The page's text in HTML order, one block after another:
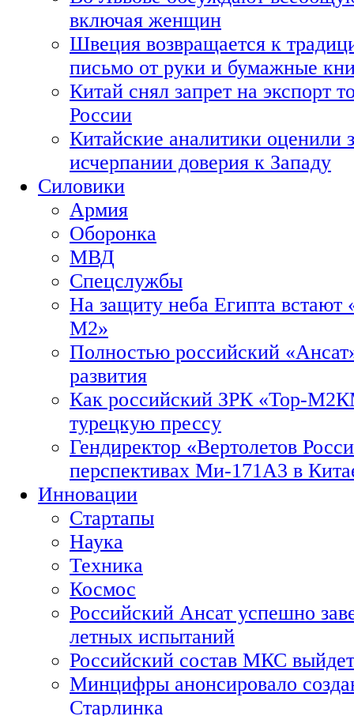
включая женщин
Швеция возвращается к
письмо от руки и бумажные
Китай снял запрет на экспорт
России
Китайские аналитики оценили
исчерпании доверия к Западу
Силовики
Армия
Оборонка
МВД
Спецслужбы
На защиту неба Египта встают
М2»
Полностью российский
развития
Как российский ЗРК «Тор-
турецкую прессу
Гендиректор «Вертолетов
перспективах Ми-171А3 в
Инновации
Стартапы
Наука
Техника
Космос
Российский Ансат успешно
летных испытаний
Российский состав МКС
Минцифры анонсировало
Старлинка